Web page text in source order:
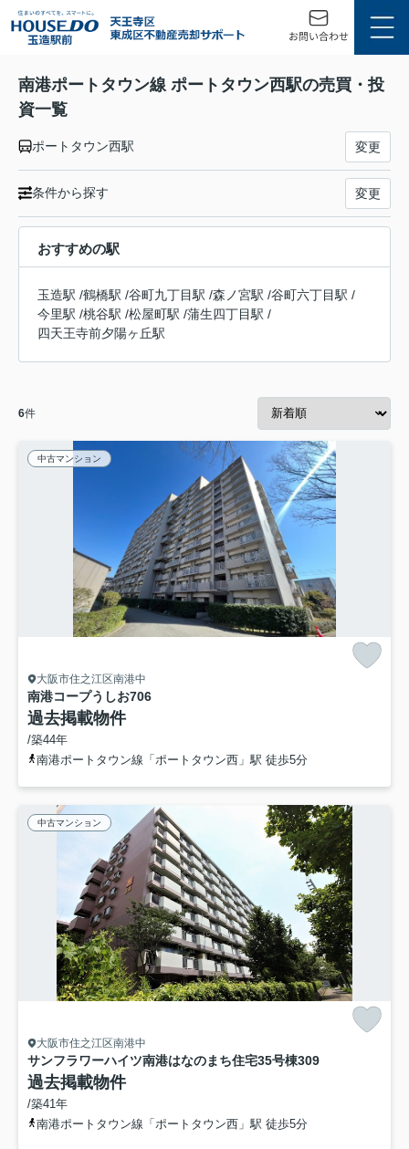
南港ポートタウン線 ポートタウン西駅の売買・投
資一覧
ポートタウン西駅 変更
条件から探す 変更
おすすめの駅
玉造駅 /鶴橋駅 /谷町九丁目駅 /森ノ宮駅 /谷町六丁目駅 /
今里駅 /桃谷駅 /松屋町駅 /蒲生四丁目駅 /
四天王寺前夕陽ヶ丘駅
6件
中古マンション
大阪市住之江区南港中
南港コープうしお706
過去掲載物件
/築44年
南港ポートタウン線「ポートタウン西」駅 徒歩5分
中古マンション
大阪市住之江区南港中
サンフラワーハイツ南港はなのまち住宅35号棟309
過去掲載物件
/築41年
南港ポートタウン線「ポートタウン西」駅 徒歩5分